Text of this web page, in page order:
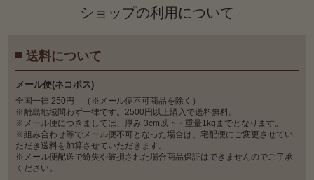
ショップの利⽤について
送料について
メール便(ネコポス)
全国一律 250円 （※メール便不可商品を除く）
※離島地域問わず一律です。2500円以上購入で送料無料。
※メール便につきましては、厚み 3cm以下・重量1kgまでとなります。
※組み合わせ等でメール便不可となった場合は、宅配便にご変更させてい
ただき送料を加算させていただきます。
※メール便配送で紛失や破損された場合商品保証はできませんのでご了承
ください。